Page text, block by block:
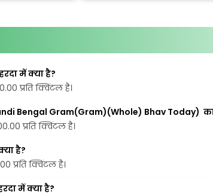
में क्या है?
प्रति क्विंटल है।
Bengal Gram(Gram)(Whole) Bhav Today)
प्रति क्विंटल है।
है?
प्रति क्विंटल है।
में क्या है?